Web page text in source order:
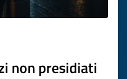
non presidiati